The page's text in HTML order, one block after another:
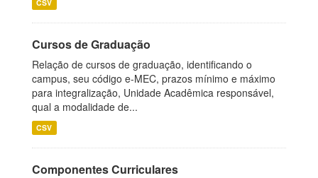
CSV
Cursos de Graduação
Relação de cursos de graduação, identificando o
campus, seu código e-MEC, prazos mínimo e máximo
para integralização, Unidade Acadêmica responsável,
qual a modalidade de...
CSV
Componentes Curriculares